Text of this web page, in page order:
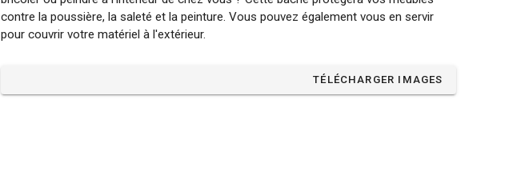
contre la poussière, la saleté et la peinture. Vous pouvez également vous en servir
pour couvrir votre matériel à l'extérieur.
TÉLÉCHARGER IMAGES